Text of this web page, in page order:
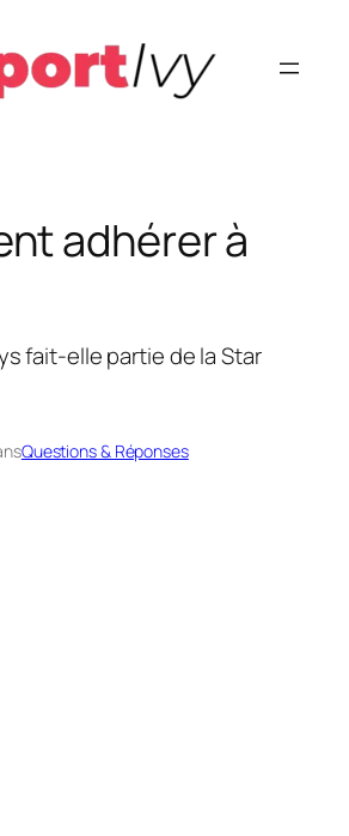
adhérer à
Questions & Réponses